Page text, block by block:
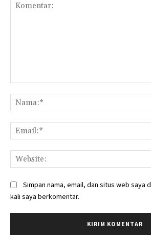
Simpan nama, email, dan situs web saya
kali saya berkomentar.